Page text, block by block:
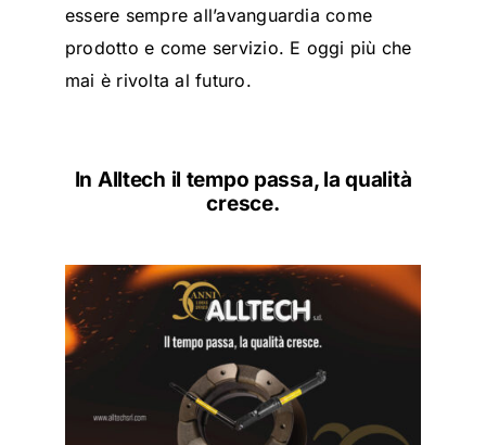
essere sempre all’avanguardia come
prodotto e come servizio. E oggi più che
mai è rivolta al futuro.
In Alltech il tempo passa, la qualità
cresce.